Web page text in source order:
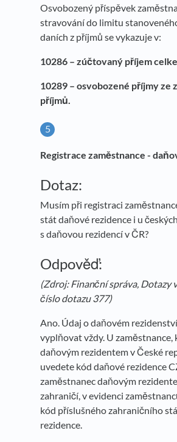
Osvobozený příspěvek
stravování do limitu
daních z příjmů se vykazuje v:
10286 – zúčtovaný příjem
10289 – osvobozené příjmy ze
příjmů.
Registrace zaměstnance -
Dotaz:
Musím při registraci
stát daňové rezidence i u
s daňovou rezidencí v ČR?
Odpověď:
(Zdroj: Finanční správa, Dotazy
číslo dotazu 377)
Ano. Údaj o daňovém
vyplňovat vždy. U zaměstnance,
daňovým rezidentem v České
uvedete kód daňové rezidence
zaměstnanec daňovým
zahraničí, v evidenci
kód příslušného zahraničního
rezidence.